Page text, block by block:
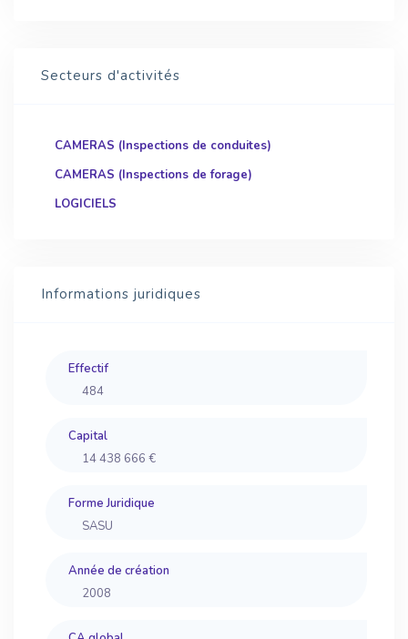
Secteurs d'activités
CAMERAS (Inspections de conduites)
CAMERAS (Inspections de forage)
LOGICIELS
Informations juridiques
Effectif
484
Capital
14 438 666 €
Forme Juridique
SASU
Année de création
2008